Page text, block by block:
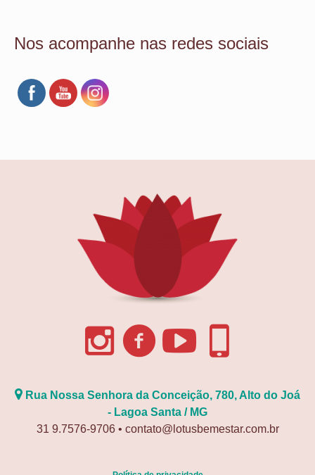
Nos acompanhe nas redes sociais
Rua Nossa Senhora da Conceição, 780, Alto do Joá
- Lagoa Santa / MG
31 9.7576-9706 • contato@lotusbemestar.com.br